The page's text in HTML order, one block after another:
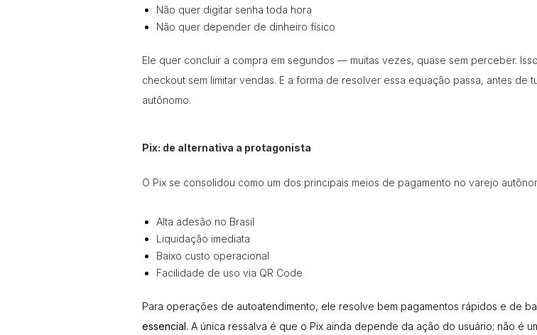
Não quer digitar senha toda hora
Não quer depender de dinheiro físico
Ele quer concluir a compra em segundos — muitas vezes, quase sem perceber.
checkout sem limitar vendas. E a forma de resolver essa equação passa, antes
autônomo.
Pix: de alternativa a protagonista
O Pix se consolidou como um dos principais meios de pagamento no varejo
Alta adesão no Brasil
Liquidação imediata
Baixo custo operacional
Facilidade de uso via QR Code
Para operações de autoatendimento, ele resolve bem pagamentos rápidos e de
essencial. A única ressalva é que o Pix ainda depende da ação do usuário; não é